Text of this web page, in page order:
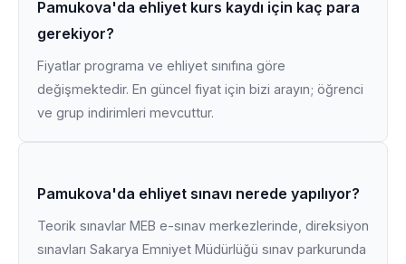
Pamukova'da ehliyet kurs kaydı için kaç para
gerekiyor?
Fiyatlar programa ve ehliyet sınıfına göre
değişmektedir. En güncel fiyat için bizi arayın; öğrenci
ve grup indirimleri mevcuttur.
Pamukova'da ehliyet sınavı nerede yapılıyor?
Teorik sınavlar MEB e-sınav merkezlerinde, direksiyon
sınavları Sakarya Emniyet Müdürlüğü sınav parkurunda